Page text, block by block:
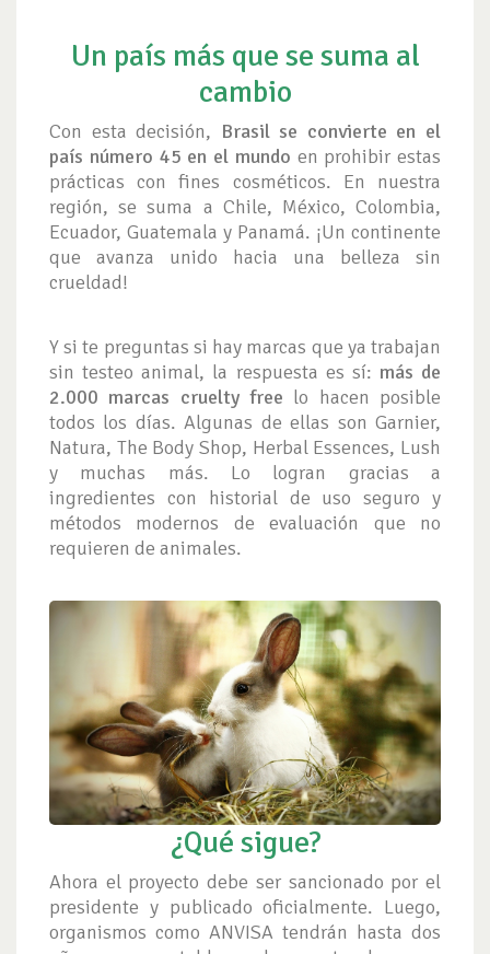
Un país más que se suma al
cambio
Con esta decisión, Brasil se convierte en el
país número 45 en el mundo en prohibir estas
prácticas con fines cosméticos. En nuestra
región, se suma a Chile, México, Colombia,
Ecuador, Guatemala y Panamá. ¡Un continente
que avanza unido hacia una belleza sin
crueldad!
Y si te preguntas si hay marcas que ya trabajan
sin testeo animal, la respuesta es sí: más de
2.000 marcas cruelty free lo hacen posible
todos los días. Algunas de ellas son Garnier,
Natura, The Body Shop, Herbal Essences, Lush
y muchas más. Lo logran gracias a
ingredientes con historial de uso seguro y
métodos modernos de evaluación que no
requieren de animales.
¿Qué sigue?
Ahora el proyecto debe ser sancionado por el
presidente y publicado oficialmente. Luego,
organismos como ANVISA tendrán hasta dos